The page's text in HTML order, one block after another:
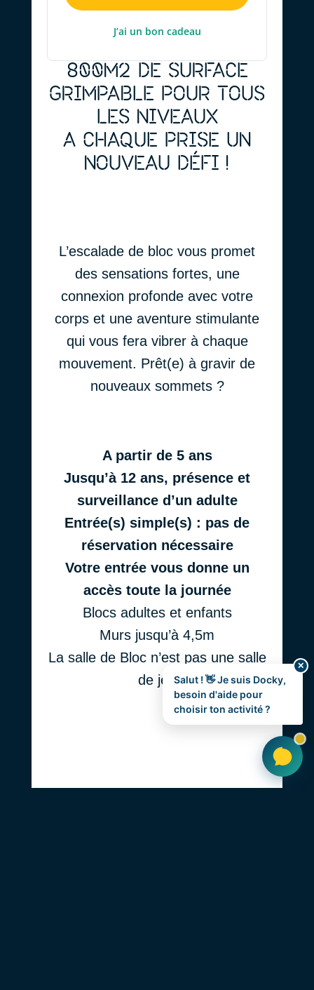
J’ai un bon cadeau
800M2 DE SURFACE
GRIMPABLE POUR TOUS
LES NIVEAUX
A CHAQUE PRISE UN
NOUVEAU DÉFI !
L’escalade de bloc vous promet
des sensations fortes, une
connexion profonde avec votre
corps et une aventure stimulante
qui vous fera vibrer à chaque
mouvement. Prêt(e) à gravir de
nouveaux sommets ?
A partir de 5 ans
Jusqu’à 12 ans, présence et
surveillance d’un adulte
Entrée(s) simple(s) : pas de
réservation nécessaire
Votre entrée vous donne un
accès toute la journée
Blocs adultes et enfants
Murs jusqu’à 4,5m
La salle de Bloc n’est pas une salle
de jeu
✕
Salut ! 👋 Je suis Docky,
besoin d'aide pour
choisir ton activité ?